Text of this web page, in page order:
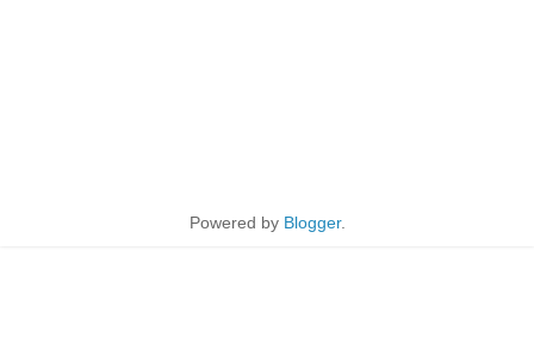
Powered by Blogger.